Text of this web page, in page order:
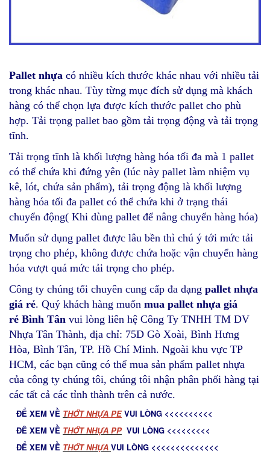
Pallet nhựa có nhiều kích thước khác nhau với nhiều tải
trong khác nhau. Tùy từng mục đích sử dụng mà khách
hàng có thể chọn lựa được kích thước pallet cho phù
hợp. Tải trọng pallet bao gồm tải trọng động và tải trọng
tĩnh.
Tải trọng tĩnh là khối lượng hàng hóa tối đa mà 1 pallet
có thể chứa khi đứng yên (lúc này pallet làm nhiệm vụ
kê, lót, chứa sản phẩm), tải trọng động là khối lượng
hàng hóa tối đa pallet có thể chứa khi ở trạng thái
chuyển động( Khi dùng pallet để nâng chuyển hàng hóa)
Muốn sử dụng pallet được lâu bền thì chú ý tới mức tải
trọng cho phép, không được chứa hoặc vận chuyển hàng
hóa vượt quá mức tải trọng cho phép.
Công ty chúng tối chuyên cung cấp đa dạng pallet nhựa
giá rẻ. Quý khách hàng muốn mua pallet nhựa giá
rẻ Bình Tân vui lòng liên hệ Công Ty TNHH TM DV
Nhựa Tân Thành, địa chỉ: 75D Gò Xoài, Bình Hưng
Hòa, Bình Tân, TP. Hồ Chí Minh. Ngoài khu vực TP
HCM, các bạn cũng có thể mua sản phẩm pallet nhựa
của công ty chúng tôi, chúng tôi nhận phân phối hàng tại
các tất cả các tỉnh thành trên cả nước.
ĐỂ XEM VỀ THỚT NHỰA PEVUI LÒNG <<<<<<<<<<
ĐÊ XEM VỀ THỚT NHỰA PPVUI LÒNG <<<<<<<<<
ĐỂ XEM VỀ THỚT NHỰA VUI LÒNG <<<<<<<<<<<<<<